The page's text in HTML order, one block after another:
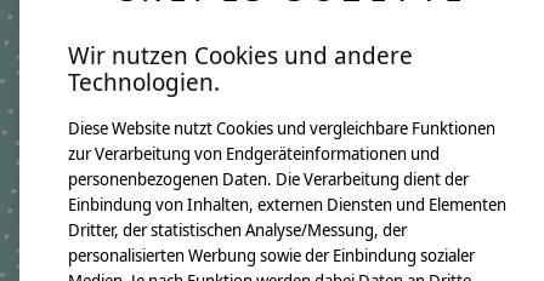
Motiv:Glückspilz
Produktangaben:
Geschwistertüte Natalie 2018
GTIN: 4250608111714
Bezugsmaß:
Höhe ca.50cm
Rohlingmaß:
Höhe 35cm
Wir nutzen Cookies und andere
Technologien.
Diese Website nutzt Cookies und vergleichbare Funktionen
zur Verarbeitung von Endgeräteinformationen und
personenbezogenen Daten. Die Verarbeitung dient der
Einbindung von Inhalten, externen Diensten und Elementen
Dritter, der statistischen Analyse/Messung, der
personalisierten Werbung sowie der Einbindung sozialer